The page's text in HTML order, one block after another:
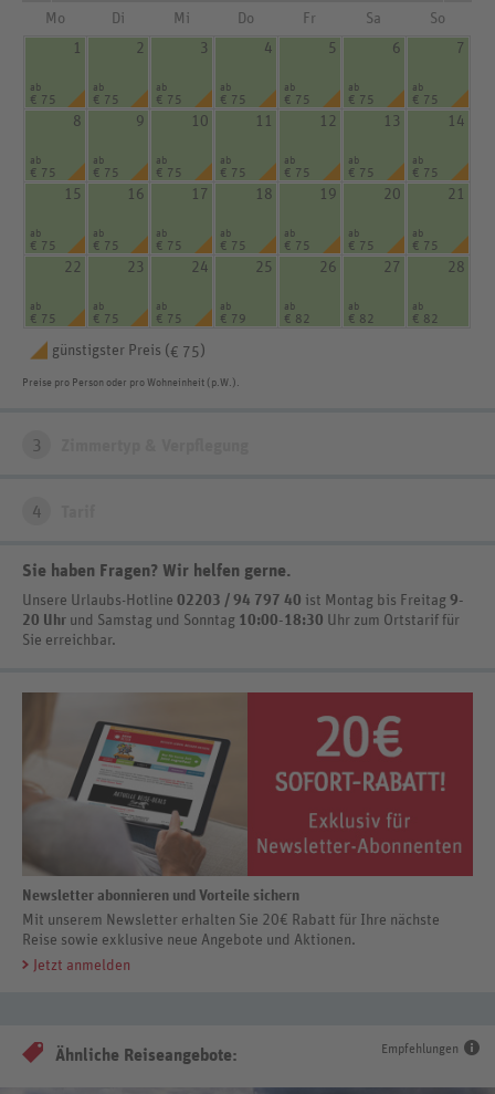
Mo Di Mi Do Fr Sa
So
1
ab
€ 75
2
ab
€ 75
3
ab
€ 75
4
ab
€ 75
5
ab
€ 75
6
ab
€ 75
7
ab
€ 75
8
ab
€ 75
9
ab
€ 75
10
ab
€ 75
11
ab
€ 75
12
ab
€ 75
13
ab
€ 75
14
ab
€ 75
15
ab
€ 75
16
ab
€ 75
17
ab
€ 75
18
ab
€ 75
19
ab
€ 75
20
ab
€ 75
21
ab
€ 75
22
ab
€ 75
23
ab
€ 75
24
ab
€ 75
25
ab
€ 79
26
ab
€ 82
27
ab
€ 82
28
ab
€ 82
günstigster Preis ( € 75 )
Preise pro Person oder pro Wohneinheit (p.W.).
3
4
Sie haben Fragen? Wir helfen gerne.
Unsere Urlaubs-Hotline 02203 / 94 797 40 ist Montag bis Freitag 9-
20 Uhr und Samstag und Sonntag 10:00-18:30 Uhr zum Ortstarif für
Sie erreichbar.
Newsletter abonnieren und Vorteile sichern
Mit unserem Newsletter erhalten Sie 20€ Rabatt für Ihre nächste
Reise sowie exklusive neue Angebote und Aktionen.
Jetzt anmelden
Empfehlungen
Ähnliche Reiseangebote: